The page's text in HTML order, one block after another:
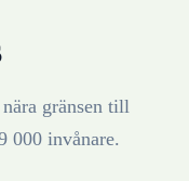
gränsen till
000 invånare.